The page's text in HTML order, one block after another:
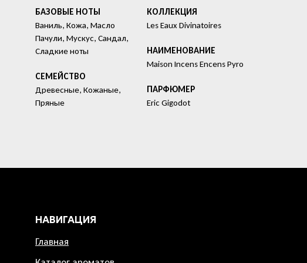
БАЗОВЫЕ НОТЫ
Ваниль, Кожа, Масло
Пачули, Мускус, Сандал,
Сладкие ноты
СЕМЕЙСТВО
Древесные, Кожаные,
Пряные
КОЛЛЕКЦИЯ
Les Eaux Divinatoires
HАИМЕНОВАНИЕ
Maison Incens Encens Pyro
ПАРФЮМЕР
Eric Gigodot
НАВИГАЦИЯ
Главная